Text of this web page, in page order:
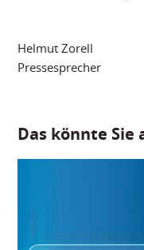
Helmut Zorell
Pressesprecher
Das könnte Sie